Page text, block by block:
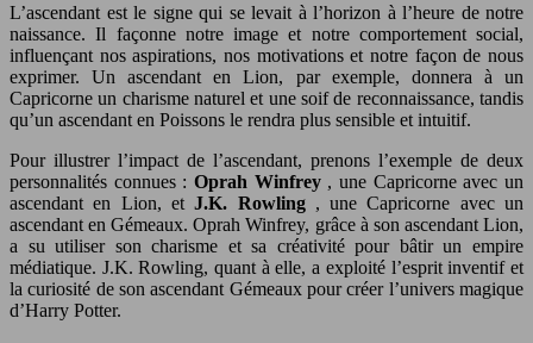
L’ascendant est le signe qui se levait à l’horizon à l’heure de notre
naissance. Il façonne notre image et notre comportement social,
influençant nos aspirations, nos motivations et notre façon de nous
exprimer. Un ascendant en Lion, par exemple, donnera à un
Capricorne un charisme naturel et une soif de reconnaissance, tandis
qu’un ascendant en Poissons le rendra plus sensible et intuitif.
Pour illustrer l’impact de l’ascendant, prenons l’exemple de deux
personnalités connues : Oprah Winfrey , une Capricorne avec un
ascendant en Lion, etJ.K. Rowling , une Capricorne avec un
ascendant en Gémeaux. Oprah Winfrey, grâce à son ascendant Lion,
a su utiliser son charisme et sa créativité pour bâtir un empire
médiatique. J.K. Rowling, quant à elle, a exploité l’esprit inventif et
la curiosité de son ascendant Gémeaux pour créer l’univers magique
d’Harry Potter.